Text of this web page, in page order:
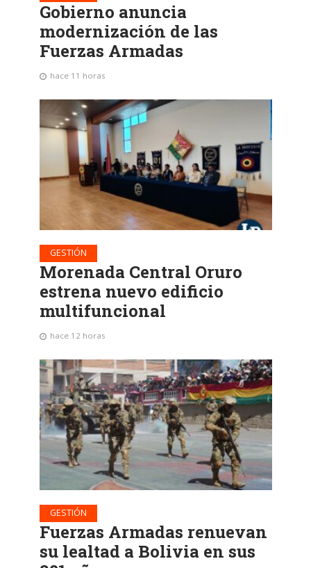
Gobierno anuncia
modernización de las
Fuerzas Armadas
hace 11 horas
GESTIÓN
Morenada Central Oruro
estrena nuevo edificio
multifuncional
hace 12 horas
GESTIÓN
Fuerzas Armadas renuevan
su lealtad a Bolivia en sus